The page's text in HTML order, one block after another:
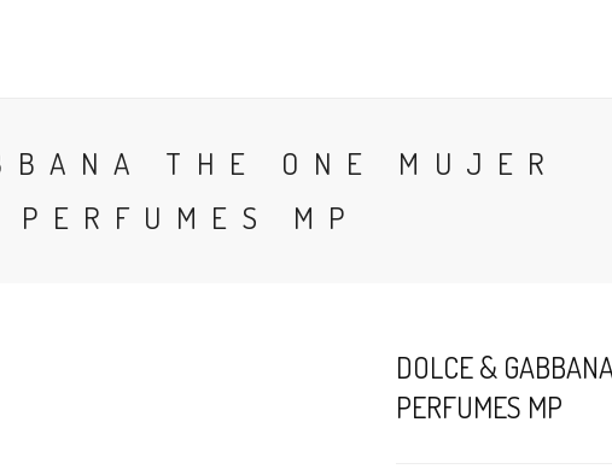
THE ONE MUJER
MP
DOLCE &
PERFUMES MP